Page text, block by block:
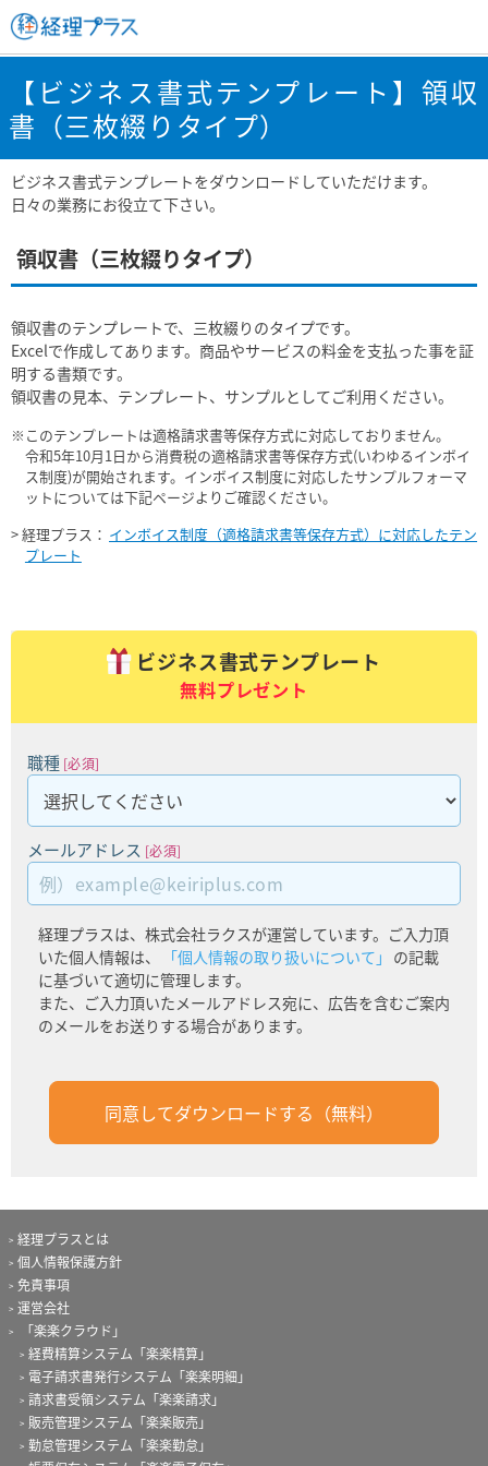
【ビジネス書式テンプレート】領収
書（三枚綴りタイプ）
ビジネス書式テンプレートをダウンロードしていただけます。
日々の業務にお役立て下さい。
領収書（三枚綴りタイプ）
領収書のテンプレートで、三枚綴りのタイプです。
Excelで作成してあります。商品やサービスの料金を支払った事を証
明する書類です。
領収書の見本、テンプレート、サンプルとしてご利用ください。
※このテンプレートは適格請求書等保存方式に対応しておりません。
令和5年10月1日から消費税の適格請求書等保存方式(いわゆるインボイ
ス制度)が開始されます。インボイス制度に対応したサンプルフォーマ
ットについては下記ページよりご確認ください。
> 経理プラス： インボイス制度（適格請求書等保存方式）に対応したテン
プレート
ビジネス書式テンプレート
無料プレゼント
職種 [必須]
メールアドレス [必須]
経理プラスは、株式会社ラクスが運営しています。ご入力頂
いた個人情報は、
「個人情報の取り扱いについて」 の記載
に基づいて適切に管理します。
また、ご入力頂いたメールアドレス宛に、広告を含むご案内
のメールをお送りする場合があります。
経理プラスとは
個人情報保護方針
免責事項
運営会社
「楽楽クラウド」
経費精算システム「楽楽精算」
電子請求書発行システム「楽楽明細」
請求書受領システム「楽楽請求」
販売管理システム「楽楽販売」
勤怠管理システム「楽楽勤怠」